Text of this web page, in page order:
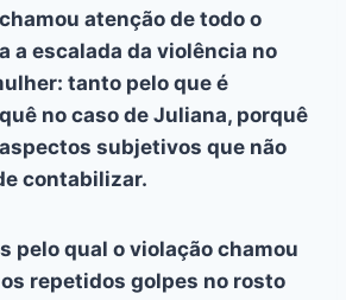
atenção de todo o
a escalada da violência no
tanto pelo que é
no caso de Juliana, porquê
subjetivos que não
contabilizar.
pelo qual o violação chamou
repetidos golpes no rosto